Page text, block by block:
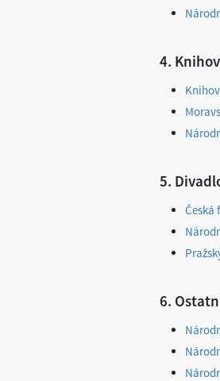
4.
5.
Česká
6.